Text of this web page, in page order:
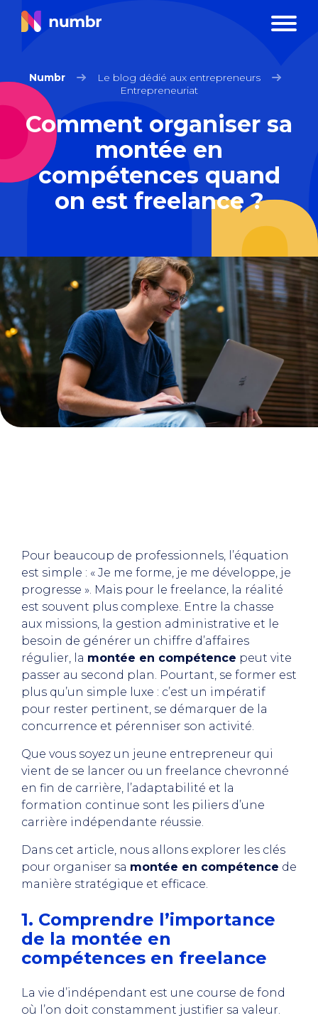
Numbr
Le blog dédié aux entrepreneurs
Entrepreneuriat
Comment organiser sa
montée en
compétences quand
on est freelance ?
Pour beaucoup de professionnels, l’équation
est simple : « Je me forme, je me développe, je
progresse ». Mais pour le freelance, la réalité
est souvent plus complexe. Entre la chasse
aux missions, la gestion administrative et le
besoin de générer un chiffre d’affaires
régulier, la montée en compétence peut vite
passer au second plan. Pourtant, se former est
plus qu’un simple luxe : c’est un impératif
pour rester pertinent, se démarquer de la
concurrence et pérenniser son activité.
Que vous soyez un jeune entrepreneur qui
vient de se lancer ou un freelance chevronné
en fin de carrière, l’adaptabilité et la
formation continue sont les piliers d’une
carrière indépendante réussie.
Dans cet article, nous allons explorer les clés
pour organiser sa montée en compétence de
manière stratégique et efficace.
1. Comprendre l’importance
de la montée en
compétences en freelance
La vie d’indépendant est une course de fond
où l’on doit constamment justifier sa valeur.